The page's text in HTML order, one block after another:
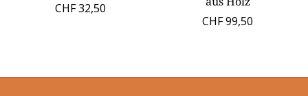
CHF 32,50
CHF 99,50